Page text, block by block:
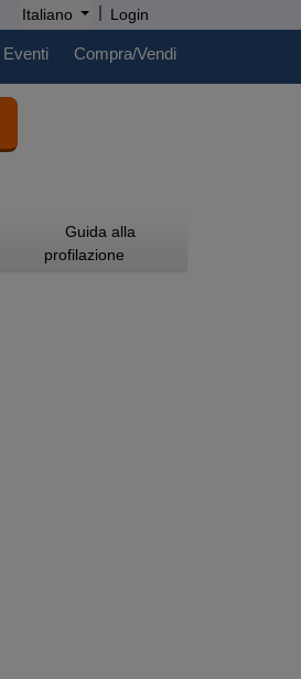
Italiano | Login
Eventi Compra/Vendi
Guida alla
profilazione